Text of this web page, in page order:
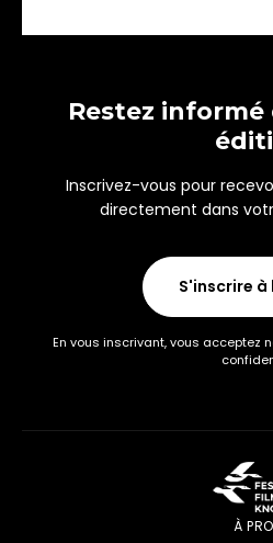
Restez
Inscrivez-vous pour
directement dans
S'inscrire
En vous inscrivant, vous acceptez
À